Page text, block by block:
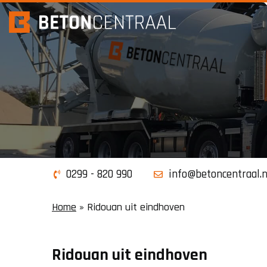
0299 - 820 990
Home » Ridouan uit eindhoven
Ridouan uit eindhoven